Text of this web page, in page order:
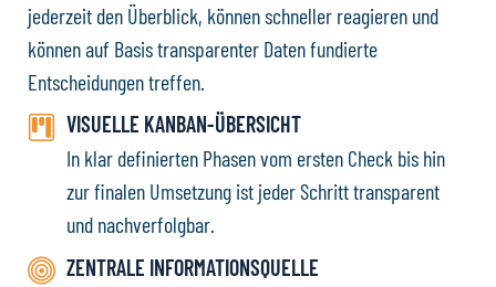
jederzeit den Überblick, können schneller reagieren und
können auf Basis transparenter Daten fundierte
Entscheidungen treffen.
VISUELLE KANBAN-ÜBERSICHT
In klar definierten Phasen vom ersten Check bis hin
zur finalen Umsetzung ist jeder Schritt transparent
und nachverfolgbar.
ZENTRALE INFORMATIONSQUELLE